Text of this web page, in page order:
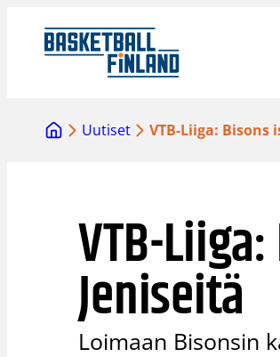
sisältöön
Uutiset VTB-Liiga:
VTB-
Jeniseitä
Loimaan Bisonsin